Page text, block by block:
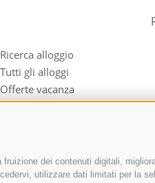
dei contenuti digitali,
utilizzare dati limitati per la
Ricerca alloggio
Tutti gli alloggi
Offerte vacanza
active CARD Colle